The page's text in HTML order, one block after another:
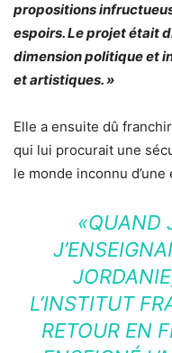
propositions
espoirs. Le projet était
dimension politique et
et artistiques. »
Elle a ensuite dû
qui lui procurait une
le monde inconnu
«QUAND
L’INSTITUT
RETOUR EN